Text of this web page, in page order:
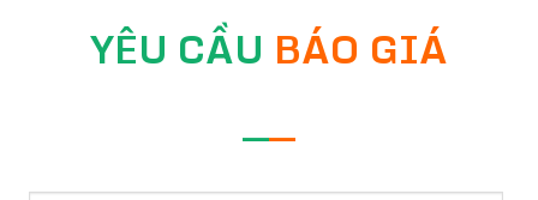
YÊU CẦU BÁO GIÁ
——